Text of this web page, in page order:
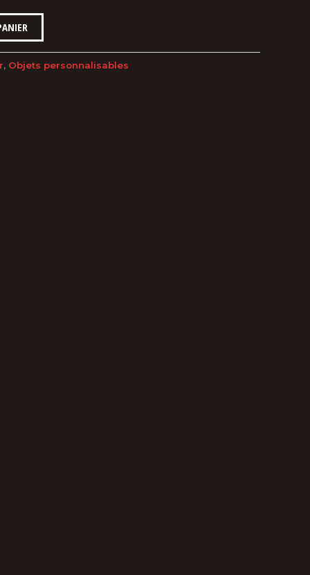
, Objets personnalisables